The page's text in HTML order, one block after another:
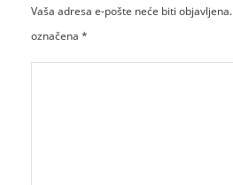
Vaša adresa e-pošte neće biti objavljena.
označena *